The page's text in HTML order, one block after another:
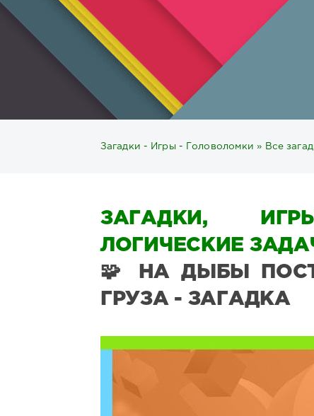
Загадки - Игры - Головоломки » Все
ЗАГАДКИ,
ЛОГИЧЕСКИЕ
🧩 НА ДЫБЫ
ГРУЗА - ЗАГАДКА